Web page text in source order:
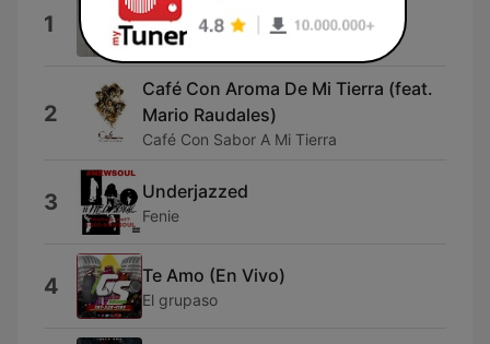
1 VERANO 2026
JALE
2
Café Con Aroma De Mi Tierra (feat.
Mario Raudales)
Café Con Sabor A Mi Tierra
3 Underjazzed
Fenie
4 Te Amo (En Vivo)
El grupaso